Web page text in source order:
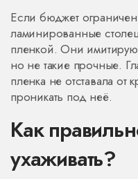
Если бюджет
ламинированные
пленкой. Они
но не такие прочные.
пленка не отставала от
проникать под неё.
Как
ухаживать?